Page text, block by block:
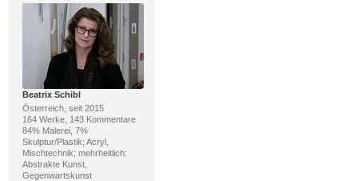
Beatrix Schibl
Österreich, seit 2015
164 Werke, 143 Kommentare
84% Malerei, 7%
Skulptur/Plastik; Acryl,
Mischtechnik; mehrheitlich:
Abstrakte Kunst,
Gegenwartskunst